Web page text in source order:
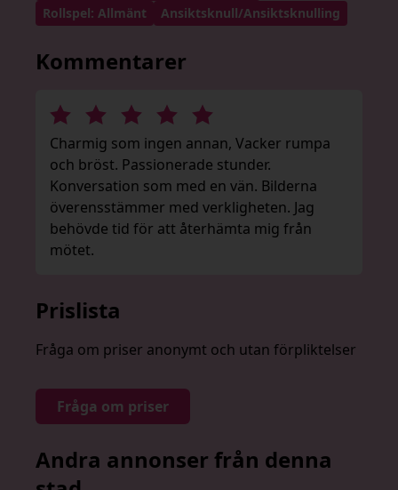
Rollspel: Allmänt
Ansiktsknull/Ansiktsknulling
Kommentarer
Charmig som ingen annan, Vacker rumpa
och bröst. Passionerade stunder.
Konversation som med en vän. Bilderna
överensstämmer med verkligheten. Jag
behövde tid för att återhämta mig från
mötet.
Prislista
Fråga om priser anonymt och utan förpliktelser
Fråga om priser
Andra annonser från denna